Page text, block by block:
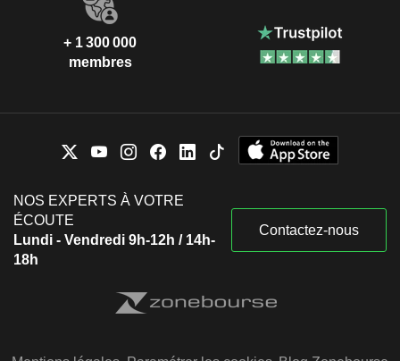
+ 1 300 000
membres
NOS EXPERTS À VOTRE
ÉCOUTE
Lundi - Vendredi 9h-12h / 14h-
18h
Contactez-nous